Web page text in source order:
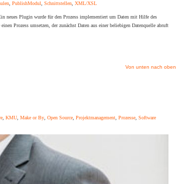
, PublishModul, Schnittstellen, XML/XSL
Plugin wurde für den Prozess implementiert um Daten mit Hilfe des
Prozess umsetzen, der zunächst Daten aus einer beliebigen Datenquelle abruft
Von unten nach oben
, KMU, Make or By, Open Source, Projektmanagement, Prozesse, Software